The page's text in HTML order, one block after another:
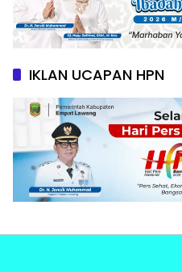
IKLAN UCAPAN HPN